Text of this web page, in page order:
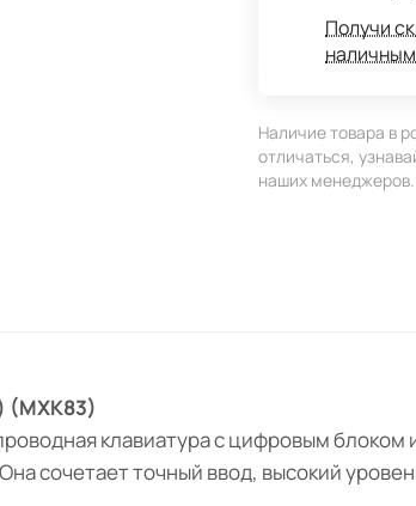
Получи
Наличие товара в
отличаться,
наших менеджеров.
(MXK83)
клавиатура с цифровым блоком
сочетает точный ввод, высокий